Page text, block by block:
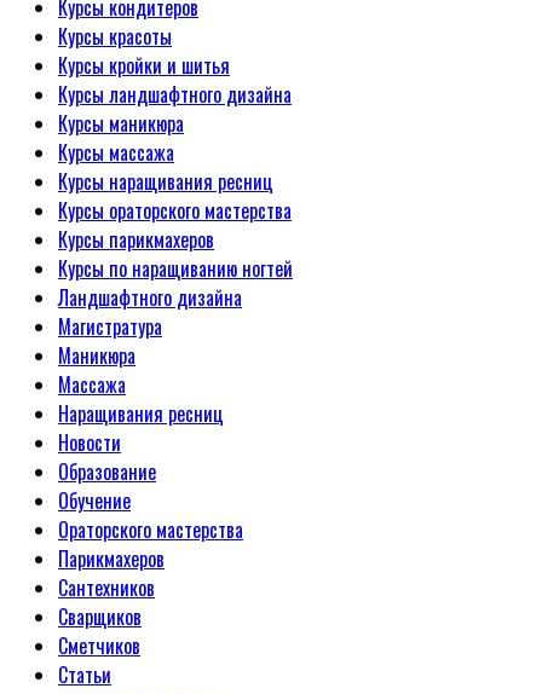
Курсы кондитеров
Курсы красоты
Курсы кройки и шитья
Курсы ландшафтного дизайна
Курсы маникюра
Курсы массажа
Курсы наращивания ресниц
Курсы ораторского мастерства
Курсы парикмахеров
Курсы по наращиванию ногтей
Ландшафтного дизайна
Магистратура
Маникюра
Массажа
Наращивания ресниц
Новости
Образование
Обучение
Ораторского мастерства
Парикмахеров
Сантехников
Сварщиков
Сметчиков
Статьи